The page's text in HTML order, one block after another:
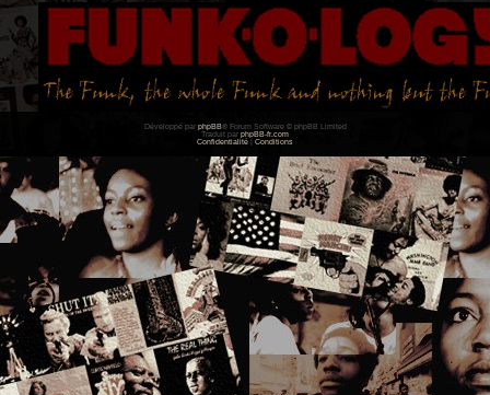
Développé par phpBB® Forum Software © phpBB Limited
Traduit par phpBB-fr.com
Confidentialité
Conditions